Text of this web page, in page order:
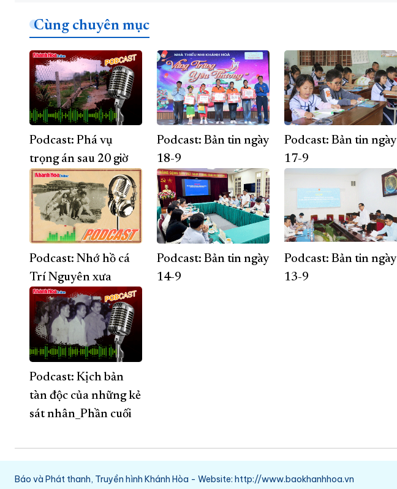
Cùng chuyên mục
Podcast: Phá vụ
trọng án sau 20 giờ
Podcast: Bản tin ngày
18-9
Podcast: Bản tin ngày
17-9
Podcast: Nhớ hồ cá
Trí Nguyên xưa
Podcast: Bản tin ngày
14-9
Podcast: Bản tin ngày
13-9
Podcast: Kịch bản
tàn độc của những kẻ
sát nhân_Phần cuối
Báo và Phát thanh, Truyền hình Khánh Hòa - Website: http://www.baokhanhhoa.vn